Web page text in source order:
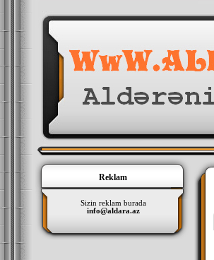
Reklam
Sizin reklam burada
info@aldara.az